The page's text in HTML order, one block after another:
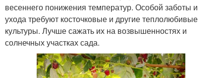
весеннего понижения температур. Особой заботы и
ухода требуют косточковые и другие теплолюбивые
культуры. Лучше сажать их на возвышенностях и
солнечных участках сада.